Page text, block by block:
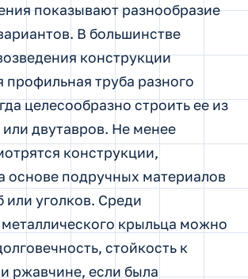
показывают разнообразие
В большинстве
конструкции
профильная труба разного
целесообразно строить ее из
или двутавров. Не менее
конструкции,
основе подручных материалов
или уголков. Среди
крыльца можно
стойкость к
ржавчине, если была